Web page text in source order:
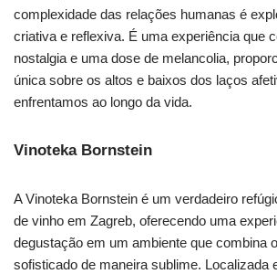
complexidade das relações humanas é
criativa e reflexiva. É uma experiência que
nostalgia e uma dose de melancolia,
única sobre os altos e baixos dos laços
enfrentamos ao longo da vida.
Vinoteka Bornstein
A Vinoteka Bornstein é um verdadeiro
de vinho em Zagreb, oferecendo uma
degustação em um ambiente que combina
sofisticado de maneira sublime. Localizada